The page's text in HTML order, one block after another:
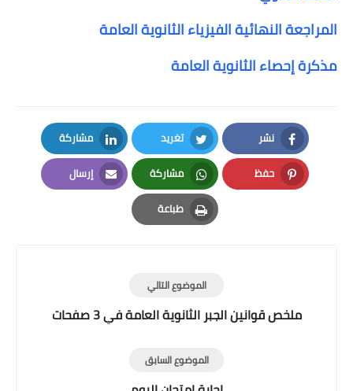
المراجعة النهائية الفيزياء الثانوية العامة
مذكرة إحصاء الثانوية العامة
نشر
Facebook
تغريد
Twitter
مشاركة
LinkedIn
حفظ
Pinterest
مشاركة
Whatsapp
إرسال
Email
طباعة
Print
الموضوع التالي
ملخص قوانين الجبر الثانوية العامة في 3 صفحات
الموضوع السابق